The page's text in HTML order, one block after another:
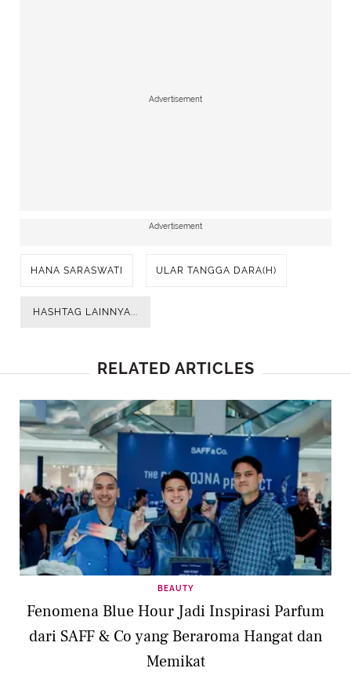
Advertisement
Advertisement
HANA SARASWATI ULAR TANGGA DARA(H)
HASHTAG LAINNYA...
RELATED ARTICLES
BEAUTY
Fenomena Blue Hour Jadi Inspirasi Parfum
dari SAFF & Co yang Beraroma Hangat dan
Memikat